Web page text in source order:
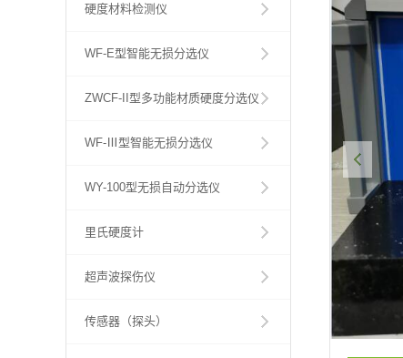
硬度材料检测仪
WF-E型智能无损分选仪
ZWCF-II型多功能材质硬度分选仪
WF-Ⅲ型智能无损分选仪
WY-100型无损自动分选仪
里氏硬度计
超声波探伤仪
传感器（探头）